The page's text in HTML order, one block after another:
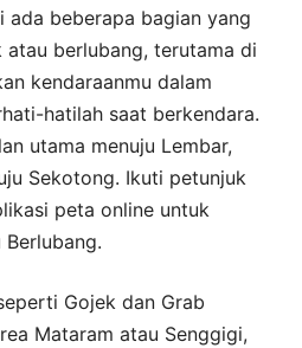
ada beberapa bagian yang
berlubang, terutama di
kendaraanmu dalam
hatilah saat berkendara.
utama menuju Lembar,
Sekotong. Ikuti petunjuk
peta online untuk
Gojek dan Grab
Mataram atau Senggigi,